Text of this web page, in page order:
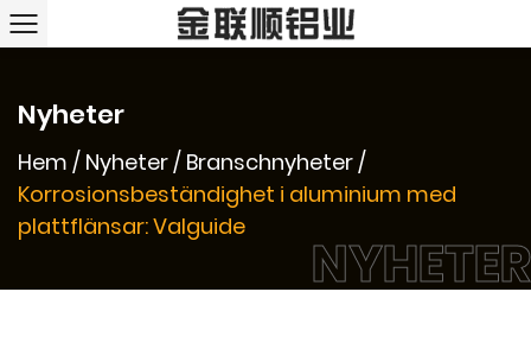
NYHETER
Nyheter
Hem / Nyheter/ Branschnyheter/
Korrosionsbeständighet i aluminium med
plattflänsar: Valguide